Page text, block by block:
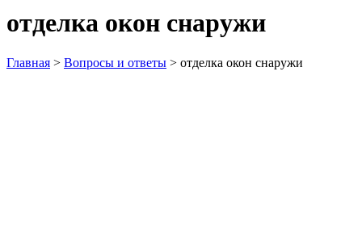
отделка окон снаружи
Главная > Вопросы и ответы > отделка окон снаружи